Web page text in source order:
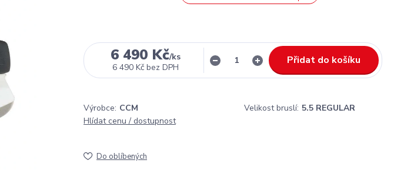
6 490 Kč/ks
6 490 Kč bez DPH
Přidat do košíku
Výrobce: CCM Velikost bruslí: 5.5 REGULAR
Hlídat cenu / dostupnost
Do oblíbených